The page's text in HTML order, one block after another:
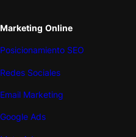
Marketing Online
Posicionamiento SEO
Redes Sociales
Email Marketing
Google Ads